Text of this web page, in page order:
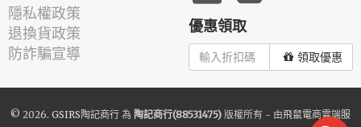
隱私權政策
退換貨政策
防詐騙宣導
優惠領取
領取優惠
© 2026. GSIRS陶記商行 為 陶記商行(88531475) 版權所有 - 由飛鼠電商雲端服